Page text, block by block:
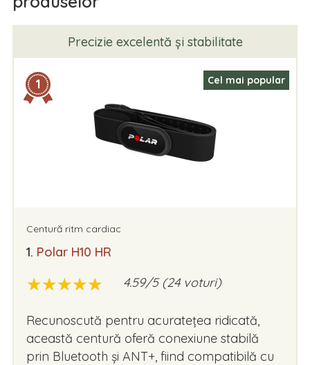
Precizie excelentă și stabilitate
1 Cel mai popular
Centură ritm cardiac
1. Polar H10 HR
★★★★★
★★★★★ 4.59/5 (24 voturi)
Recunoscută pentru acuratețea ridicată,
această centură oferă conexiune stabilă
prin Bluetooth și ANT+, fiind compatibilă cu